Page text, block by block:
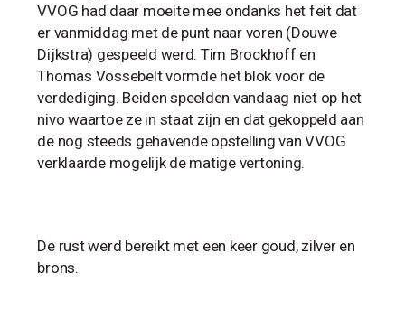
VVOG had daar moeite mee ondanks het feit dat
er vanmiddag met de punt naar voren (Douwe
Dijkstra) gespeeld werd. Tim Brockhoff en
Thomas Vossebelt vormde het blok voor de
verdediging. Beiden speelden vandaag niet op het
nivo waartoe ze in staat zijn en dat gekoppeld aan
de nog steeds gehavende opstelling van VVOG
verklaarde mogelijk de matige vertoning.
De rust werd bereikt met een keer goud, zilver en
brons.